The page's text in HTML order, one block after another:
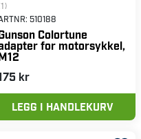
510188
Colortune
for motorsykkel,
kr
LEGG I HANDLEKURV